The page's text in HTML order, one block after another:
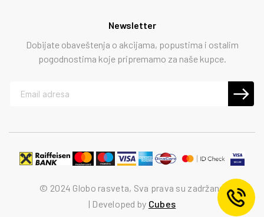
Newsletter
Dobijate obaveštenja o akcijama, popustima i ostalim
pogodnostima koje pripremamo za naše kupce.
© 2024 Globo rasveta, Sva prava su zadržana
Developed by Cubes